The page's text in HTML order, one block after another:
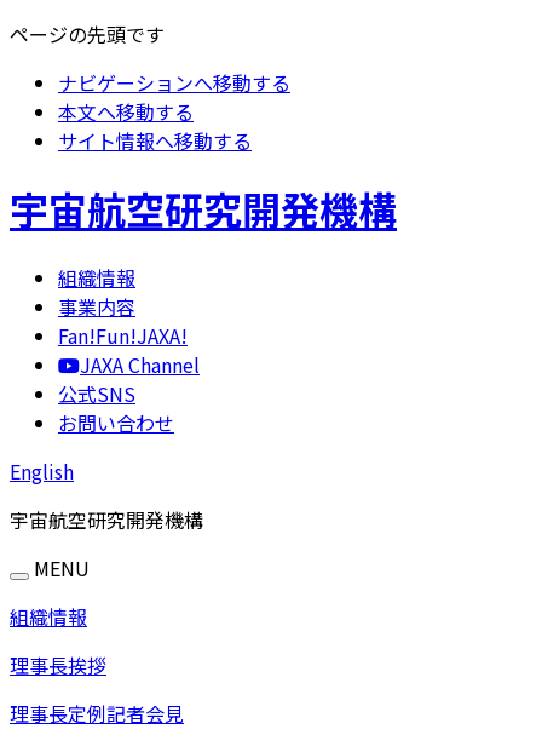
ページの先頭です
ナビゲーションへ移動する
本文へ移動する
サイト情報へ移動する
宇宙航空研究開発機構
組織情報
事業内容
Fan!Fun!JAXA!
JAXA Channel
公式SNS
お問い合わせ
English
宇宙航空研究開発機構
MENU
組織情報
理事長挨拶
理事長定例記者会見